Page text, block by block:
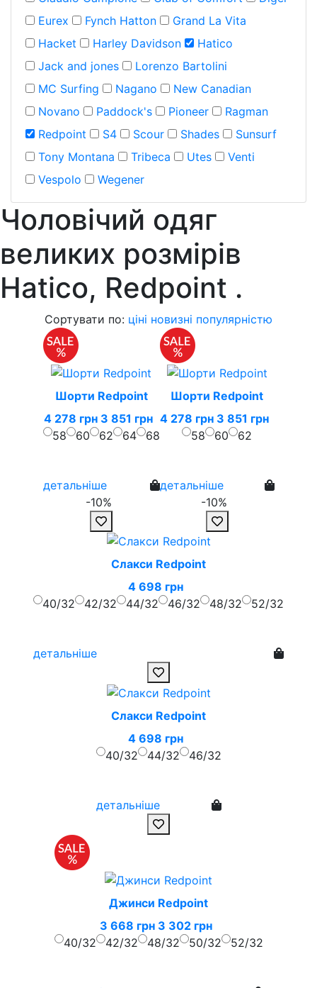
Eurex
Fynch Hatton
Grand La Vita
Hacket
Harley Davidson
Hatico
Jack and jones
Lorenzo Bartolini
MC Surfing
Nagano
New Canadian
Novano
Paddock's Pioneer
Ragman
Redpoint
S4 Scour Shades
Sunsurf
Tony Montana
Tribeca Utes
Venti
Vespolo
Wegener
Чоловічий одяг
великих розмірів
Hatico, Redpoint .
Сортувати по: ціні новизні популярністю
Шорти Redpoint
4 278 грн 3 851 грн
58
60 62 64 68
детальніше
-10%
Шорти Redpoint
4 278 грн 3 851 грн
58
60 62
детальніше
-10%
Слакси Redpoint
4 698 грн
40/32
42/32 44/32 46/32 48/32 52/32
детальніше
Слакси Redpoint
4 698 грн
40/32
44/32 46/32
детальніше
Джинси Redpoint
3 668 грн 3 302 грн
40/32
42/32 48/32 50/32 52/32